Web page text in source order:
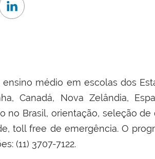
médio em escolas dos
Canadá, Nova Zelândia,
no Brasil, orientação, seleção de
toll free de emergência. O
(11) 3707-7122.